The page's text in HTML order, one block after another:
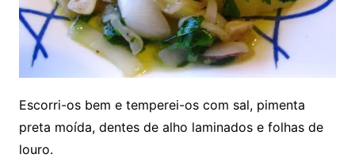
Escorri-os bem e temperei-os com sal, pimenta
preta moída, dentes de alho laminados e folhas de
louro.